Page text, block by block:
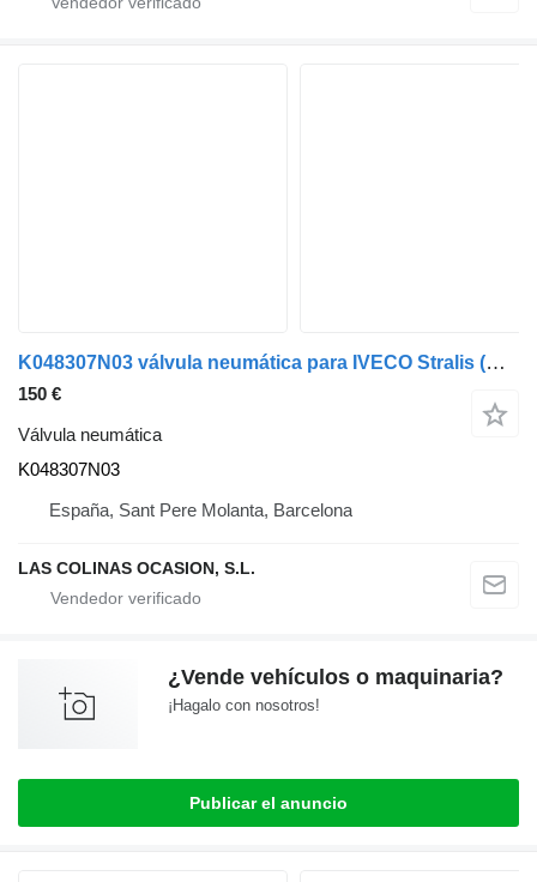
K048307N03 válvula neumática para IVECO Stralis (AS) camión
150 €
Válvula neumática
K048307N03
España, Sant Pere Molanta, Barcelona
LAS COLINAS OCASION, S.L.
¿Vende vehículos o maquinaria?
¡Hagalo con nosotros!
Publicar el anuncio